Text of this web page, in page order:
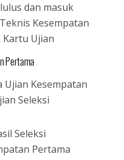
dan masuk
Kesempatan
Kartu Ujian
Pertama
Ujian Kesempatan
Seleksi
Seleksi
Pertama